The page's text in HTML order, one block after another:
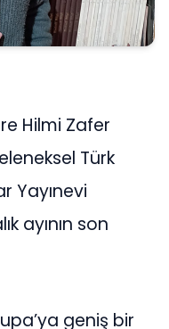
Hilmi Zafer
Türk
Yayınevi
ayının son
geniş bir